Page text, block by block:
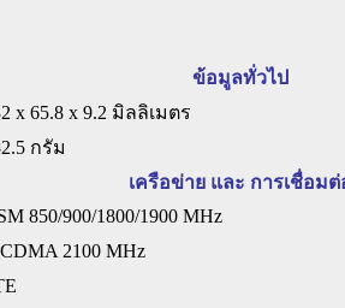
ข้อมูลทั่วไป
x 65.8 x 9.2 มิลลิเมตร
กรัม
เครือข่าย และ การเชื่อมต่
850/900/1800/1900 MHz
2100 MHz